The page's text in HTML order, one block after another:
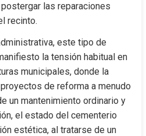
las reparaciones
recinto.
este tipo de
la tensión habitual en
municipales, donde la
de reforma a menudo
un mantenimiento ordinario y
el estado del cementerio
estética, al tratarse de un